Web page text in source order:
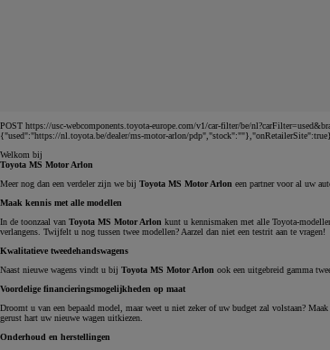
LAND CRUISER 250
POST https://usc-webcomponents.toyota-europe.com/v1/car-filter/be/
{"used":"https://nl.toyota.be/dealer/ms-motor-arlon/
Welkom bij
Toyota MS Motor Arlon
Meer nog dan een verdeler zijn we bij Toyota MS Motor Arlon een partner voor al uw
Maak kennis met alle modellen
In de toonzaal van Toyota MS Motor Arlon kunt u kennismaken met alle Toyota-
verlangens. Twijfelt u nog tussen twee modellen? Aarzel dan niet een testrit aan te vragen!
Kwalitatieve tweedehandswagens
Naast nieuwe wagens vindt u bij Toyota MS Motor Arlon ook een uitgebreid gamma
Voordelige financieringsmogelijkheden op maat
Droomt u van een bepaald model, maar weet u niet zeker of uw budget zal volstaan?
gerust hart uw nieuwe wagen uitkiezen.
Onderhoud en herstellingen